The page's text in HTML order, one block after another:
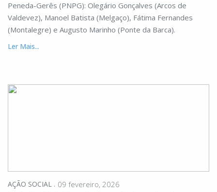
Peneda-Gerês (PNPG): Olegário Gonçalves (Arcos de
Valdevez), Manoel Batista (Melgaço), Fátima Fernandes
(Montalegre) e Augusto Marinho (Ponte da Barca).
Ler Mais...
AÇÃO SOCIAL 09 fevereiro, 2026